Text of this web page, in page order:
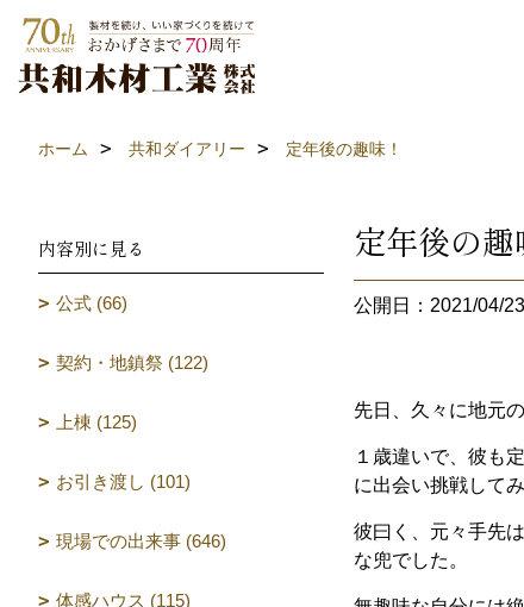
ホーム 共和ダイアリー 定年後の趣味！
定年後の趣
公開日：2021/04/
先日、久々に地元
１歳違いで、彼も
に出会い挑戦して
彼曰く、元々手先
な兜でした。
内容別に見る
公式 (66)
契約・地鎮祭 (122)
上棟 (125)
お引き渡し (101)
現場での出来事 (646)
体感ハウス (115)